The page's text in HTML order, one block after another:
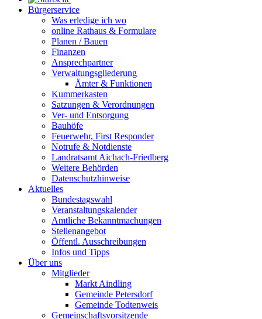
Bürgerservice
Was erledige ich wo
online Rathaus & Formulare
Planen / Bauen
Finanzen
Ansprechpartner
Verwaltungsgliederung
Ämter & Funktionen
Kummerkasten
Satzungen & Verordnungen
Ver- und Entsorgung
Bauhöfe
Feuerwehr, First Responder
Notrufe & Notdienste
Landratsamt Aichach-Friedberg
Weitere Behörden
Datenschutzhinweise
Aktuelles
Bundestagswahl
Veranstaltungskalender
Amtliche Bekanntmachungen
Stellenangebot
Öffentl. Ausschreibungen
Infos und Tipps
Über uns
Mitglieder
Markt Aindling
Gemeinde Petersdorf
Gemeinde Todtenweis
Gemeinschaftsvorsitzende